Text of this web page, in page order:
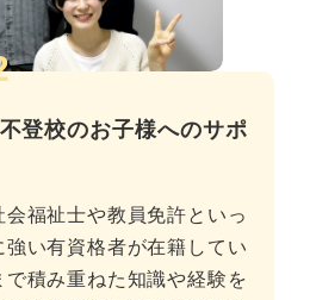
登校のお子様へのサポ
会福祉士や教員免許といっ
強い有資格者が在籍してい
で積み重ねた知識や経験を